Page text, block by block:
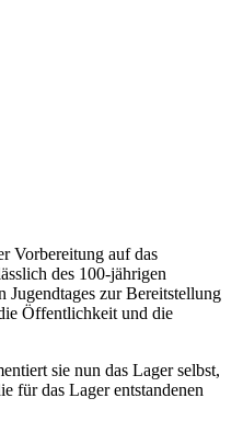
Vorbereitung auf das
des 100-jährigen
Jugendtages zur Bereitstellung
Öffentlichkeit und die
sie nun das Lager selbst,
für das Lager entstandenen